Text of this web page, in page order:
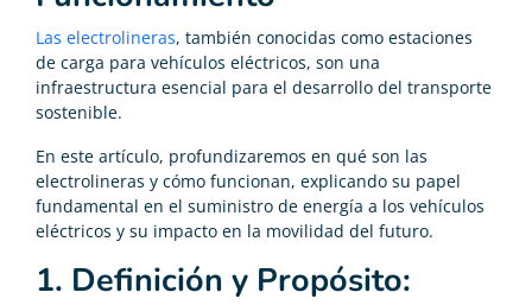
Las electrolineras, también conocidas como estaciones
de carga para vehículos eléctricos, son una
infraestructura esencial para el desarrollo del transporte
sostenible.
En este artículo, profundizaremos en qué son las
electrolineras y cómo funcionan, explicando su papel
fundamental en el suministro de energía a los vehículos
eléctricos y su impacto en la movilidad del futuro.
1. Definición y Propósito: